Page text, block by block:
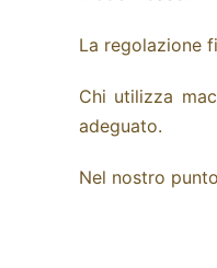
La regolazione
Chi utilizza
adeguato.
Nel nostro